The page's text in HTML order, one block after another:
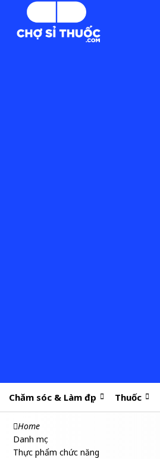
Chăm sóc & Làm đẹp Thuốc
Home
Danh mục
Thực phẩm chức năng